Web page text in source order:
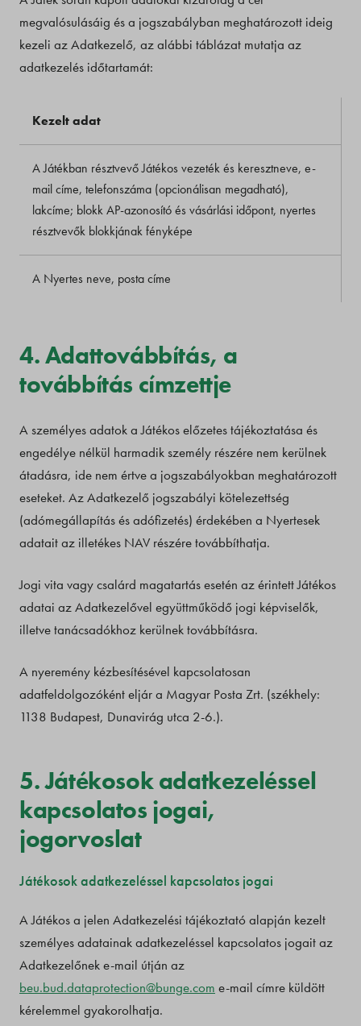
megvalósulásáig és a jogszabályban meghatározott ideig
kezeli az Adatkezelő, az alábbi táblázat mutatja az
adatkezelés időtartamát:
Kezelt adat
A Játékban résztvevő Játékos vezeték és keresztneve, e-
mail címe, telefonszáma (opcionálisan megadható),
lakcíme; blokk AP-azonosító és vásárlási időpont, nyertes
résztvevők blokkjának fényképe
A Nyertes neve, posta címe
4. Adattovábbítás, a
továbbítás címzettje
A személyes adatok a Játékos előzetes tájékoztatása és
engedélye nélkül harmadik személy részére nem kerülnek
átadásra, ide nem értve a jogszabályokban meghatározott
eseteket. Az Adatkezelő jogszabályi kötelezettség
(adómegállapítás és adófizetés) érdekében a Nyertesek
adatait az illetékes NAV részére továbbíthatja.
Jogi vita vagy csalárd magatartás esetén az érintett Játékos
adatai az Adatkezelővel együttműködő jogi képviselők,
illetve tanácsadókhoz kerülnek továbbításra.
A nyeremény kézbesítésével kapcsolatosan
adatfeldolgozóként eljár a Magyar Posta Zrt. (székhely:
1138 Budapest, Dunavirág utca 2-6.).
5. Játékosok adatkezeléssel
kapcsolatos jogai,
jogorvoslat
Játékosok adatkezeléssel kapcsolatos jogai
A Játékos a jelen Adatkezelési tájékoztató alapján kezelt
személyes adatainak adatkezeléssel kapcsolatos jogait az
Adatkezelőnek e-mail útján az
beu.bud.dataprotection@bunge.com e-mail címre küldött
kérelemmel gyakorolhatja.